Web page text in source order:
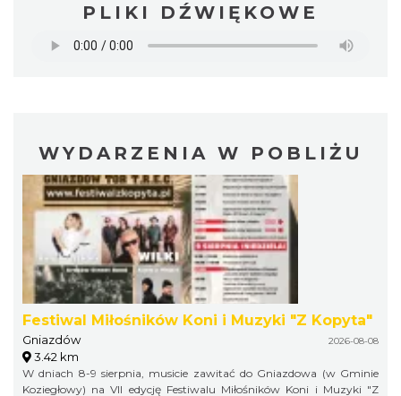
PLIKI DŹWIĘKOWE
WYDARZENIA W POBLIŻU
Festiwal Miłośników Koni i Muzyki "Z Kopyta"
Gniazdów 2026-08-08
3.42 km
W dniach 8-9 sierpnia, musicie zawitać do Gniazdowa (w Gminie
Koziegłowy) na VII edycję Festiwalu Miłośników Koni i Muzyki "Z